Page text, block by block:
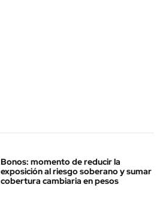
Bonos: momento de reducir la
exposición al riesgo soberano y sumar
cobertura cambiaria en pesos